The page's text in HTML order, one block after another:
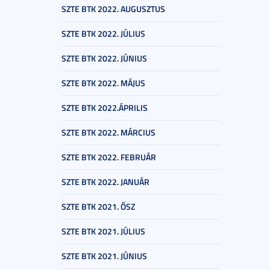
SZTE BTK 2022. AUGUSZTUS
SZTE BTK 2022. JÚLIUS
SZTE BTK 2022. JÚNIUS
SZTE BTK 2022. MÁJUS
SZTE BTK 2022.ÁPRILIS
SZTE BTK 2022. MÁRCIUS
SZTE BTK 2022. FEBRUÁR
SZTE BTK 2022. JANUÁR
SZTE BTK 2021. ŐSZ
SZTE BTK 2021. JÚLIUS
SZTE BTK 2021. JÚNIUS